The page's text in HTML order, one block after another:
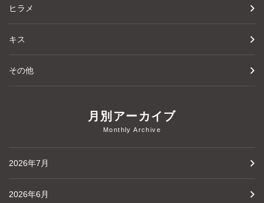
ヒラメ
キス
その他
月別アーカイブ
Monthly Archive
2026年7月
2026年6月